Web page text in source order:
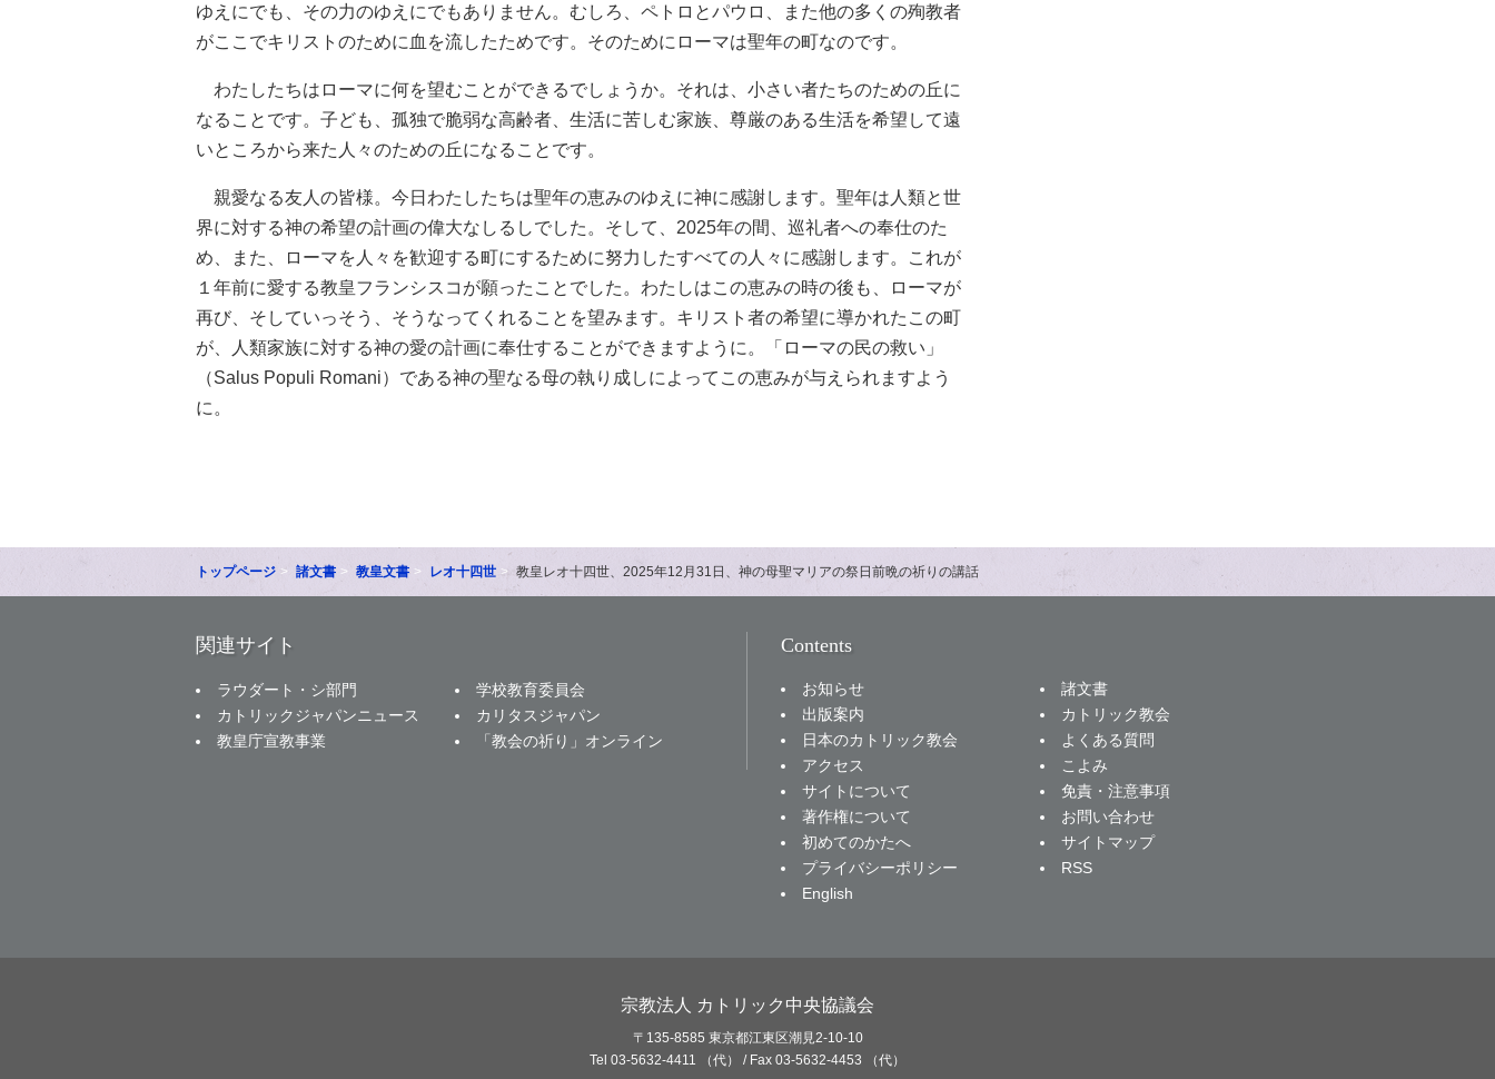
ゆえにでも、その力のゆえにでもありません。むしろ、ペトロとパウロ、また他の多くの殉教者
がここでキリストのために血を流したためです。そのためにローマは聖年の町なのです。
わたしたちはローマに何を望むことができるでしょうか。それは、小さい者たちのための丘に
なることです。子ども、孤独で脆弱な高齢者、生活に苦しむ家族、尊厳のある生活を希望して遠
いところから来た人々のための丘になることです。
親愛なる友人の皆様。今日わたしたちは聖年の恵みのゆえに神に感謝します。聖年は人類と世
界に対する神の希望の計画の偉大なしるしでした。そして、2025年の間、巡礼者への奉仕のた
め、また、ローマを人々を歓迎する町にするために努力したすべての人々に感謝します。これが
１年前に愛する教皇フランシスコが願ったことでした。わたしはこの恵みの時の後も、ローマが
再び、そしていっそう、そうなってくれることを望みます。キリスト者の希望に導かれたこの町
が、人類家族に対する神の愛の計画に奉仕することができますように。「ローマの民の救い」
（Salus Populi Romani）である神の聖なる母の執り成しによってこの恵みが与えられますよう
に。
トップページ 諸文書 教皇文書 レオ十四世 教皇レオ十四世、2025年12月31日、神の母聖マリアの祭日前晩の祈りの講話
関連サイト
ラウダート・シ部門
学校教育委員会
カトリックジャパンニュース
カリタスジャパン
教皇庁宣教事業
「教会の祈り」オンライン
Contents
お知らせ
諸文書
出版案内
カトリック教会
日本のカトリック教会
よくある質問
アクセス
こよみ
サイトについて
免責・注意事項
著作権について
お問い合わせ
初めてのかたへ
サイトマップ
プライバシーポリシー
RSS
English
宗教法人 カトリック中央協議会
〒135-8585 東京都江東区潮見2-10-10
Tel 03-5632-4411 （代） / Fax 03-5632-4453 （代）